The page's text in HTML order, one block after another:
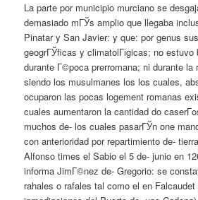
La parte por municipio murciano se
demasiado mГЎs amplio que llegaba
Pinatar y San Javier: y que: por genus
geogrГЎficas y climatolГіgicas; no estuvo
durante Г©poca prerromana; ni durante la
siendo los musulmanes los los cuales,
ocuparon las pocas logement romanas
cuales aumentaron la cantidad do
muchos de- los cuales pasarГЎn one
con anterioridad por repartimiento de-
Alfonso times el Sabio el 5 de- junio en
informa JimГ©nez de- Gregorio: se
rahales o rafales tal como el en Falcaudet